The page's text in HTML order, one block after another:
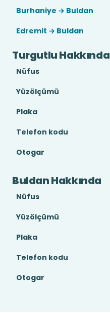
Burhaniye → Buldan
Edremit → Buldan
Turgutlu Hakkında
Nüfus
Yüzölçümü
Plaka
Telefon kodu
Otogar
Buldan Hakkında
Nüfus
Yüzölçümü
Plaka
Telefon kodu
Otogar